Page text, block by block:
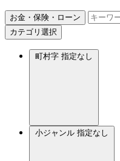
お金・保険・ローン
カテゴリ選択
町村字 指定なし
小ジャンル 指定なし